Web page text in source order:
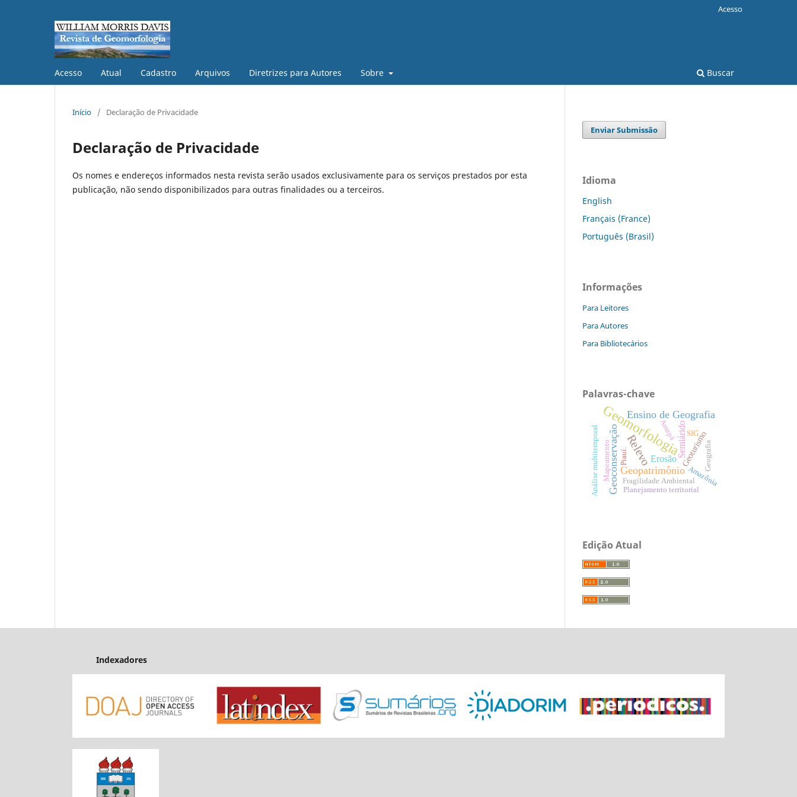
Acesso Atual Cadastro Arquivos Diretrizes para Autores Sobre Buscar
Acesso
Início / Declaração de Privacidade
Declaração de Privacidade
Os nomes e endereços informados nesta revista serão usados exclusivamente para os serviços prestados por esta
publicação, não sendo disponibilizados para outras finalidades ou a terceiros.
Enviar Submissão
Idioma
English
Français (France)
Português (Brasil)
Informações
Para Leitores
Para Autores
Para Bibliotecários
Palavras-chave
Geomorfologia
Relevo
GeoconservaçãoGeopatrimônio
Ensino de Geografia
Semiárido
Erosão Geoturismo
Fragilidade Ambiental
Planejamento territorial
Mapeamento Amazônia
Amapá
Análise multitemporal SIG
Geografia
Piauí.
Edição Atual
Indexadores